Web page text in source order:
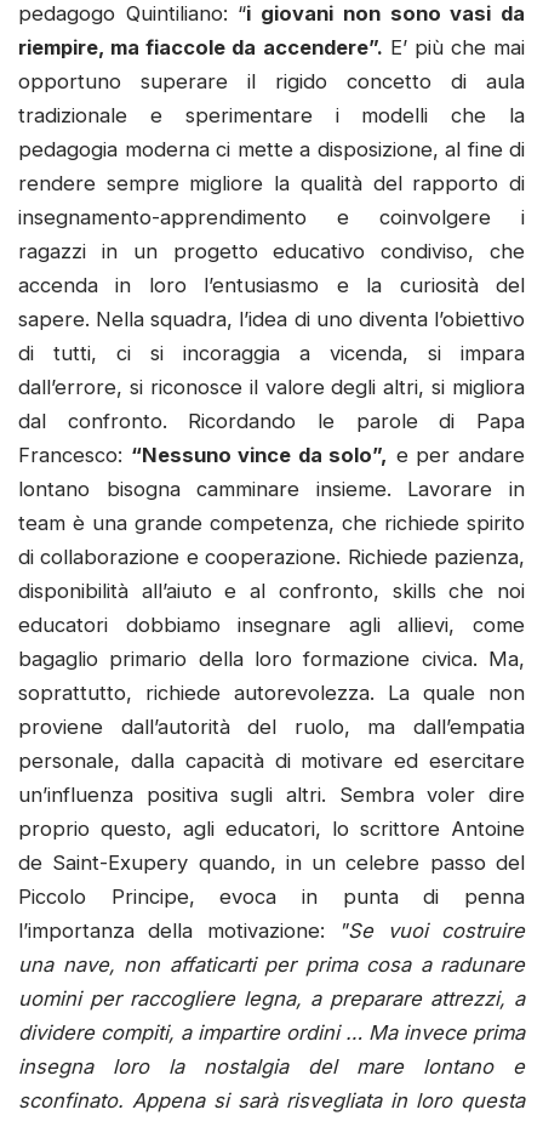
pedagogo Quintiliano: “i giovani non sono vasi da
riempire, ma fiaccole da accendere”. E’ più che mai
opportuno superare il rigido concetto di aula
tradizionale e sperimentare i modelli che la
pedagogia moderna ci mette a disposizione, al fine di
rendere sempre migliore la qualità del rapporto di
insegnamento-apprendimento e coinvolgere i
ragazzi in un progetto educativo condiviso, che
accenda in loro l’entusiasmo e la curiosità del
sapere. Nella squadra, l’idea di uno diventa l’obiettivo
di tutti, ci si incoraggia a vicenda, si impara
dall’errore, si riconosce il valore degli altri, si migliora
dal confronto. Ricordando le parole di Papa
Francesco: “Nessuno vince da solo”, e per andare
lontano bisogna camminare insieme. Lavorare in
team è una grande competenza, che richiede spirito
di collaborazione e cooperazione. Richiede pazienza,
disponibilità all’aiuto e al confronto, skills che noi
educatori dobbiamo insegnare agli allievi, come
bagaglio primario della loro formazione civica. Ma,
soprattutto, richiede autorevolezza. La quale non
proviene dall’autorità del ruolo, ma dall’empatia
personale, dalla capacità di motivare ed esercitare
un’influenza positiva sugli altri. Sembra voler dire
proprio questo, agli educatori, lo scrittore Antoine
de Saint-Exupery quando, in un celebre passo del
Piccolo Principe, evoca in punta di penna
l’importanza della motivazione:
"Se vuoi costruire
una nave, non affaticarti per prima cosa a radunare
uomini per raccogliere legna, a preparare attrezzi, a
dividere compiti, a impartire ordini … Ma invece prima
insegna loro la nostalgia del mare lontano e
sconfinato. Appena si sarà risvegliata in loro questa